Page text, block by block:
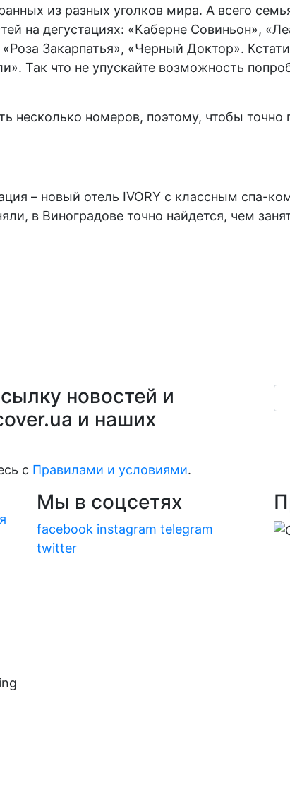
из разных уголков мира. А всего
на дегустациях: «Каберне Совиньон»,
Закарпатья», «Черный Доктор».
Так что не упускайте возможность
несколько номеров, поэтому, чтобы
– новый отель IVORY с классным спа-
в Виноградове точно найдется, чем
новостей и
и наших
с Правилами и условиями.
Мы в соцсетях
facebook instagram telegram
twitter